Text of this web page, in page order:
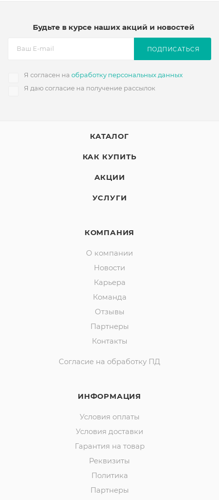
Будьте в курсе наших акций и новостей
Я согласен на обработку персональных данных
Я даю согласие на получение рассылок
ПОДПИСАТЬСЯ
КАТАЛОГ
КАК КУПИТЬ
АКЦИИ
УСЛУГИ
КОМПАНИЯ
О компании
Новости
Карьера
Команда
Отзывы
Партнеры
Контакты
Согласие на обработку ПД
ИНФОРМАЦИЯ
Условия оплаты
Условия доставки
Гарантия на товар
Реквизиты
Политика
Партнеры